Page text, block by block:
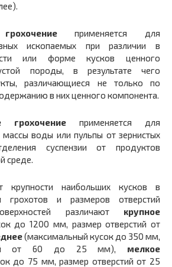
применяется для
ископаемых при различии в
или форме кусков ценного
породы, в результате чего
различающиеся не только по
в них ценного компонента.
грохочение применяется для
воды или пульпы от зернистых
суспензии от продуктов
среде.
крупности наибольших кусков в
грохотов и размеров отверстий
различают крупное
до 1200 мм, размер отверстий от
(максимальный кусок до 350 мм,
от 60 до 25 мм), мелкое
до 75 мм, размер отверстий от 25